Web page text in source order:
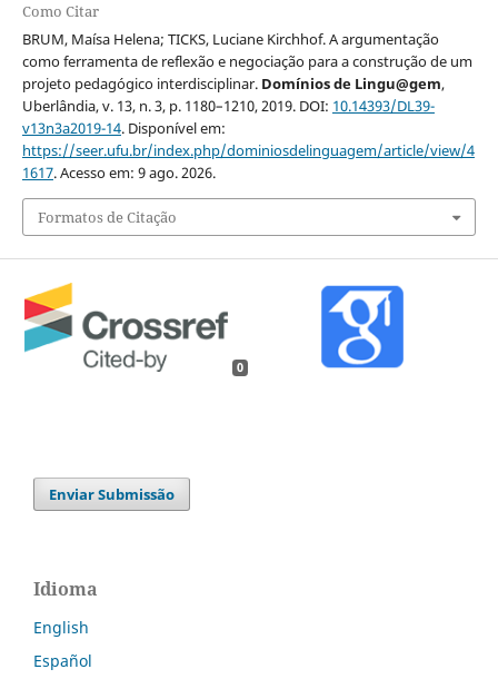
Como Citar
BRUM, Maísa Helena; TICKS, Luciane Kirchhof. A argumentação
como ferramenta de reflexão e negociação para a construção de um
projeto pedagógico interdisciplinar. Domínios de Lingu@gem,
Uberlândia, v. 13, n. 3, p. 1180–1210, 2019. DOI: 10.14393/DL39-
v13n3a2019-14. Disponível em:
https://seer.ufu.br/index.php/dominiosdelinguagem/article/view/4
1617. Acesso em: 9 ago. 2026.
Formatos de Citação
0
Enviar Submissão
Idioma
English
Español